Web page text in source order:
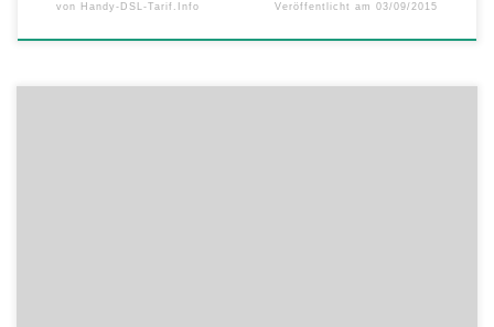
von Handy-DSL-Tarif.Info Veröffentlicht am03/09/2015